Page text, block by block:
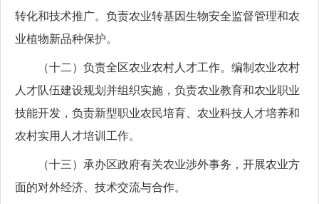
转化和技术推广。负责农业转基因生物安全监督管理和农
业植物新品种保护。
（十二）负责全区农业农村人才工作。编制农业农村
人才队伍建设规划并组织实施，负责农业教育和农业职业
技能开发，负责新型职业农民培育、农业科技人才培养和
农村实用人才培训工作。
（十三）承办区政府有关农业涉外事务，开展农业方
面的对外经济、技术交流与合作。